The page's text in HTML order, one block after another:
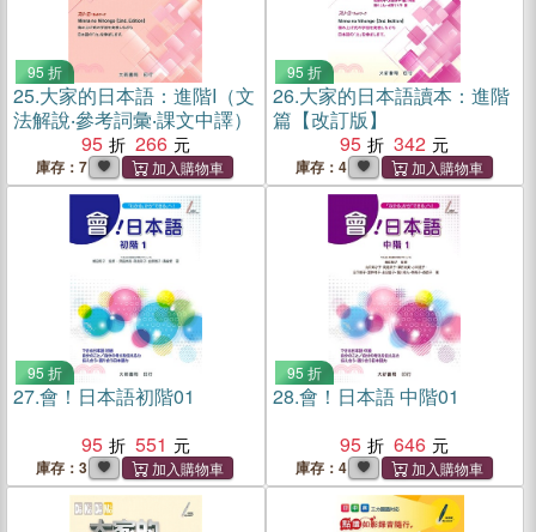
95 折
25.大家的日本語：進階I（文
法解說‧參考詞彙‧課文中譯）
95
266
庫存：7
95 折
26.大家的日本語讀本：進階
篇【改訂版】
95
342
庫存：4
95 折
27.會！日本語初階01
95
551
庫存：3
95 折
28.會！日本語 中階01
95
646
庫存：4